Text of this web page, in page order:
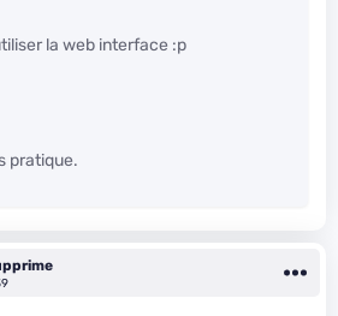
la web interface :p
pratique.